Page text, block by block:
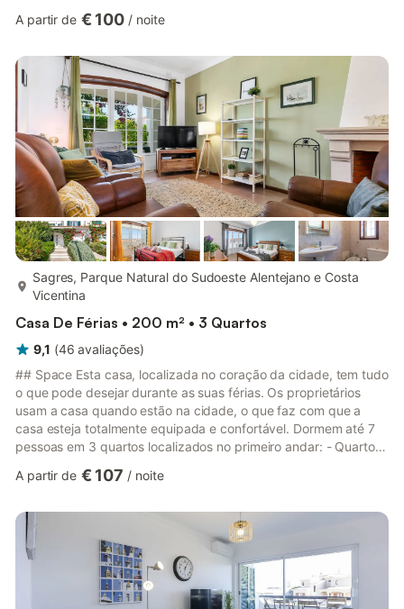
para longos e preguiçosos jantares noturnos de Verão. Esta
contra os ventos dominantes do norte. O terraço tem um
churrasco a carvão juntamente com vistas para o Parque
Nacional d...
A partir de € 100 / noite
mais...
Sagres, Parque Natural do Sudoeste Alentejano e Costa
Vicentina
Casa De Férias • 200 m² • 3 Quartos
9,1 (46 avaliações)
## Space Esta casa, localizada no coração da cidade, tem tudo
o que pode desejar durante as suas férias. Os proprietários
usam a casa quando estão na cidade, o que faz com que a
casa esteja totalmente equipada e confortável. Dormem até 7
pessoas em 3 quartos localizados no primeiro andar: - Quarto
Quarto duplo com pátio e casa de banho partilhada no corredor
(dormem até 3) e casa de banho partilhada no corredor No piso
de baixo encontrará uma espaçosa e luminosa sala de e...
A partir de € 107 / noite